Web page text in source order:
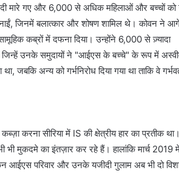
मारे गए और 6,000 से अधिक महिलाओं और बच्चों को
जिनमें बलात्कार और शोषण शामिल थे। कोवन ने
कब्रों में दफना दिया। उन्होंने 6,000 से ज़्यादा
जिन्हें उनके समुदायों ने "आईएस के बच्चे" के रूप में
अन्य को गर्भनिरोध दिया गया था ताकि वे
करना सीरिया में IS की क्षेत्रीय हार का प्रतीक था।
भी मुकदमे का इंतज़ार कर रहे हैं। हालांकि मार्च 2019
आईएस परिवार और उनके यजीदी गुलाम अब भी दो